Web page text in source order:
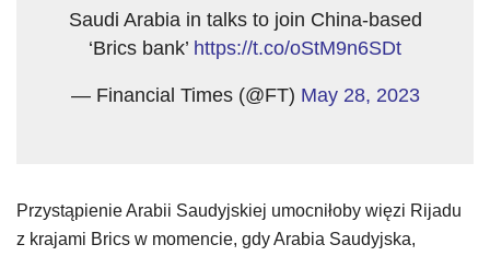
Saudi Arabia in talks to join China-based
‘Brics bank’ https://t.co/oStM9n6SDt
— Financial Times (@FT) May 28, 2023
Przystąpienie Arabii Saudyjskiej umocniłoby więzi Rijadu
z krajami Brics w momencie, gdy Arabia Saudyjska,